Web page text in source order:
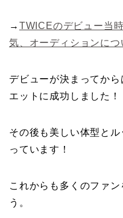
→ TWICEのデビュー当
気、オーディションにつ
デビューが決まってか
エットに成功しました！
その後も美しい体型と
っています！
これからも多くのファ
う。